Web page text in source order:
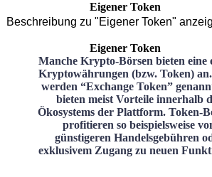
Eigener Token
Beschreibung zu "Eigener Token"
Eigener Token
Manche Krypto-Börsen bieten eine
Kryptowährungen (bzw. Token) an.
werden “Exchange Token”
bieten meist Vorteile innerhalb
Ökosystems der Plattform. Token-
profitieren so beispielsweise
günstigeren Handelsgebühren
exklusivem Zugang zu neuen